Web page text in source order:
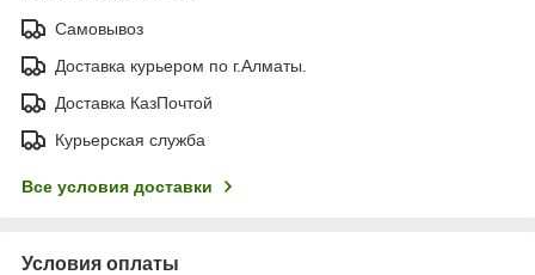
Самовывоз
Доставка курьером по г.Алматы.
Доставка КазПочтой
Курьерская служба
Все условия доставки
Условия оплаты